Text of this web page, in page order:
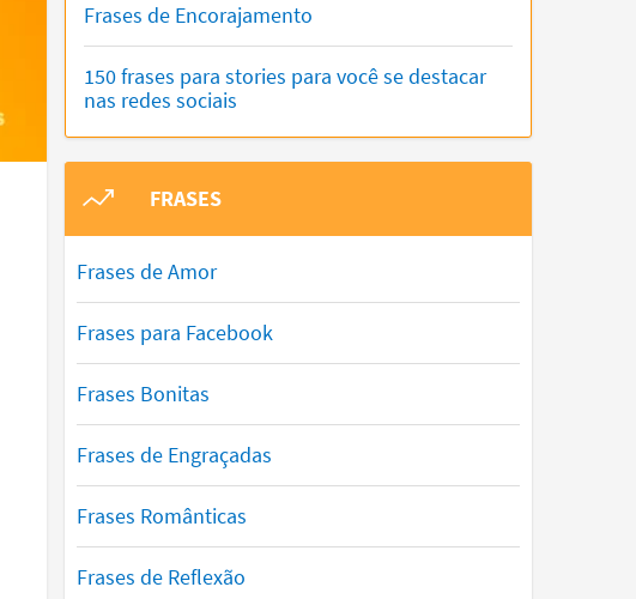
Frases de Encorajamento
150 frases para stories para você se destacar
nas redes sociais
FRASES
Frases de Amor
Frases para Facebook
Frases Bonitas
Frases de Engraçadas
Frases Românticas
Frases de Reflexão